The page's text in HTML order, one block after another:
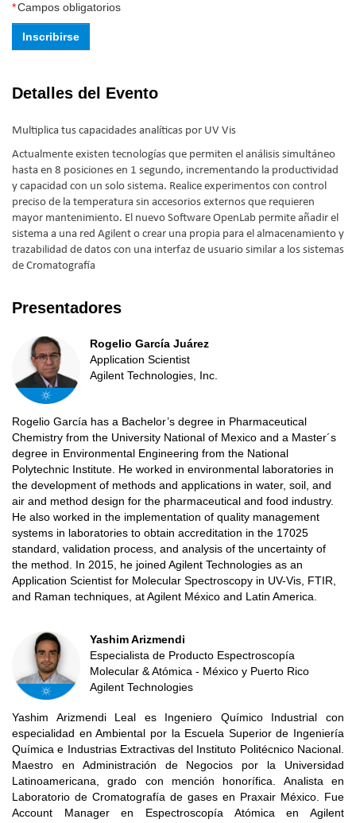
*Campos obligatorios
Inscribirse
Detalles del Evento
Multiplica tus capacidades analíticas por UV Vis
Actualmente existen tecnologías que permiten el análisis simultáneo
hasta en 8 posiciones en 1 segundo, incrementando la productividad
y capacidad con un solo sistema. Realice experimentos con control
preciso de la temperatura sin accesorios externos que requieren
mayor mantenimiento. El nuevo Software OpenLab permite añadir el
sistema a una red Agilent o crear una propia para el almacenamiento y
trazabilidad de datos con una interfaz de usuario similar a los sistemas
de Cromatografía
Presentadores
Rogelio García Juárez
Application Scientist
Agilent Technologies, Inc.
Rogelio García has a Bachelor’s degree in Pharmaceutical
Chemistry from the University National of Mexico and a Master´s
degree in Environmental Engineering from the National
Polytechnic Institute. He worked in environmental laboratories in
the development of methods and applications in water, soil, and
air and method design for the pharmaceutical and food industry.
He also worked in the implementation of quality management
systems in laboratories to obtain accreditation in the 17025
standard, validation process, and analysis of the uncertainty of
the method. In 2015, he joined Agilent Technologies as an
Application Scientist for Molecular Spectroscopy in UV-Vis, FTIR,
and Raman techniques, at Agilent México and Latin America.
Yashim Arizmendi
Especialista de Producto Espectroscopía
Molecular & Atómica - México y Puerto Rico
Agilent Technologies
Yashim Arizmendi Leal es Ingeniero Químico Industrial con
especialidad en Ambiental por la Escuela Superior de Ingeniería
Química e Industrias Extractivas del Instituto Politécnico Nacional.
Maestro en Administración de Negocios por la Universidad
Latinoamericana, grado con mención honorífica. Analista en
Laboratorio de Cromatografía de gases en Praxair México. Fue
Account Manager en Espectroscopía Atómica en Agilent